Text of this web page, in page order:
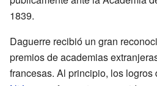
1839.
Daguerre recibió un gran
premios de academias
francesas. Al principio, los logros